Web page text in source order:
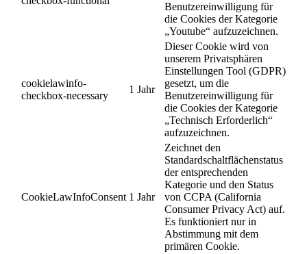
Benutzereinwilligung für
die Cookies der Kategorie
„Youtube“ aufzuzeichnen.
cookielawinfo-
checkbox-necessary
1 Jahr
Dieser Cookie wird von
unserem Privatsphären
Einstellungen Tool (GDPR)
gesetzt, um die
Benutzereinwilligung für
die Cookies der Kategorie
„Technisch Erforderlich“
aufzuzeichnen.
CookieLawInfoConsent 1 Jahr
Zeichnet den
Standardschaltflächenstatus
der entsprechenden
Kategorie und den Status
von CCPA (California
Consumer Privacy Act) auf.
Es funktioniert nur in
Abstimmung mit dem
primären Cookie.